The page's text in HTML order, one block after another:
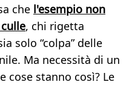
che l'esempio non
, chi rigetta
solo “colpa” delle
Ma necessità di un
cose stanno così? Le